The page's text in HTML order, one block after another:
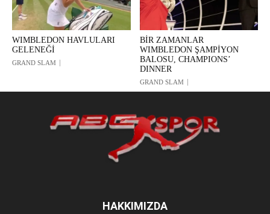
WIMBLEDON HAVLULARI
GELENEĞİ
GRAND SLAM
BİR ZAMANLAR
WIMBLEDON ŞAMPİYON
BALOSU, CHAMPIONS’
DINNER
GRAND SLAM
HAKKIMIZDA